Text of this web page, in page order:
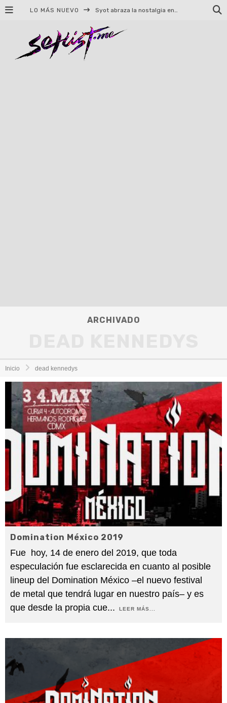
LO MÁS NUEVO Syot abraza la nostalgia en «Blame», el primer adelanto de su EP debut
ARCHIVADO
Inicio dead kennedys
Domination México 2019
Fue hoy, 14 de enero del 2019, que toda
especulación fue esclarecida en cuanto al posible
lineup del Domination México –el nuevo festival
de metal que tendrá lugar en nuestro país– y es
que desde la propia cue... LEER MÁS...